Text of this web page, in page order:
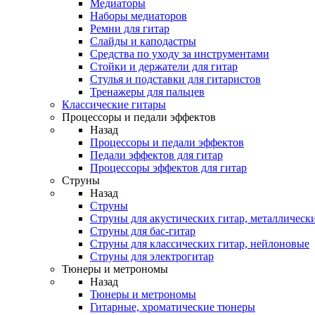
Медиаторы
Наборы медиаторов
Ремни для гитар
Слайды и каподастры
Средства по уходу за инструментами
Стойки и держатели для гитар
Стулья и подставки для гитаристов
Тренажеры для пальцев
Классические гитары
Процессоры и педали эффектов
Назад
Процессоры и педали эффектов
Педали эффектов для гитар
Процессоры эффектов для гитар
Струны
Назад
Струны
Струны для акустических гитар,
Струны для бас-гитар
Струны для классических гитар, нейлоновые
Струны для электрогитар
Тюнеры и метрономы
Назад
Тюнеры и метрономы
Гитарные, хроматические тюнеры